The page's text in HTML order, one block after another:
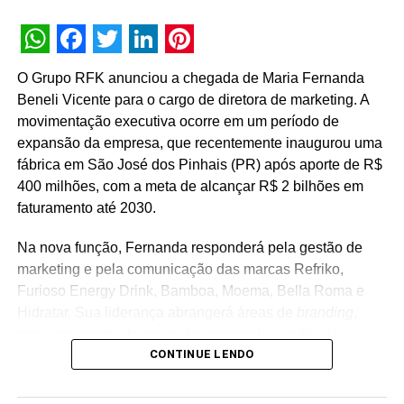
NÃO PERCA
Juliana Teixeira assume como diretora de
marketing e vendas da Viasat
WhatsApp
Facebook
Twitter
LinkedIn
Pinterest
O Grupo RFK anunciou a chegada de Maria Fernanda
Beneli Vicente para o cargo de diretora de marketing. A
movimentação executiva ocorre em um período de
expansão da empresa, que recentemente inaugurou uma
fábrica em São José dos Pinhais (PR) após aporte de R$
400 milhões, com a meta de alcançar R$ 2 bilhões em
faturamento até 2030.
Na nova função, Fernanda responderá pela gestão de
marketing e pela comunicação das marcas Refriko,
Furioso Energy Drink, Bamboa, Moema, Bella Roma e
relacionamento com consumidores e novos projetos de
transformação, com marcas que têm enorme potencial de
CONTINUE LENDO